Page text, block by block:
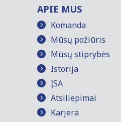
APIE MUS
Komanda
Mūsų požiūris
Mūsų stiprybės
Istorija
ĮSA
Atsiliepimai
Karjera